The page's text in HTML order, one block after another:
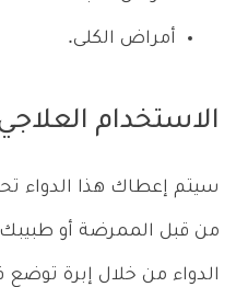
أمراض الكلى.
الاستخدام
سيتم إعطاك هذا الدواء
من قبل الممرضة أو
الدواء من خلال إبرة